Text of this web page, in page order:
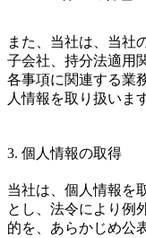
また、当社は、当社
子会社、持分法適用
各事項に関連する業
人情報を取り扱いま
3. 個人情報の取得
当社は、個人情報を
とし、法令により例
的を、あらかじめ公